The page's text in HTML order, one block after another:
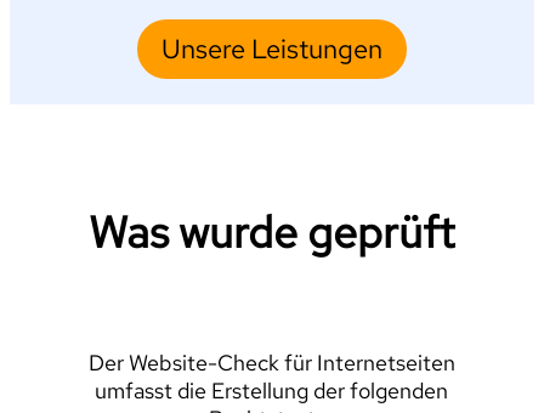
Unsere Leistungen
Was wurde geprüft
Der Website-Check für Internetseiten
umfasst die Erstellung der folgenden